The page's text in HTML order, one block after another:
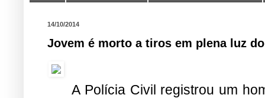
14/10/2014
Jovem é morto a tiros em plena luz
A Polícia Civil registrou um